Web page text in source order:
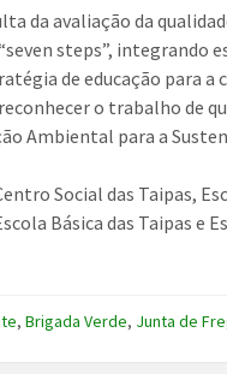
da avaliação da
steps”, integrando
de educação para a
o trabalho de
Ambiental para a
Social das Taipas,
Básica das Taipas e
,Brigada Verde, Junta de